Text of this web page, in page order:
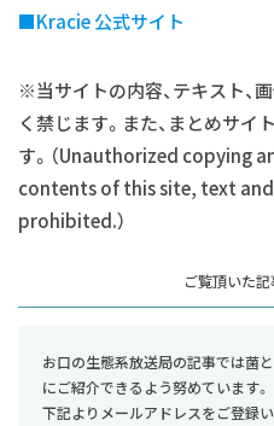
■Kracie 公式サイト
※当サイトの内容、テキスト、
く禁じます。また、まとめサ
す。（Unauthorized copying
contents of this site, text
prohibited.）
お口の生態系放送局の記事では菌
にご紹介できるよう努めています。
下記よりメールアドレスをご登録